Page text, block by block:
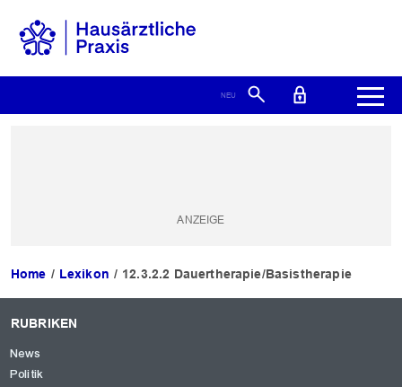
Home Lexikon 12.3.2.2 Dauertherapie/Basistherapie
RUBRIKEN
News
Politik